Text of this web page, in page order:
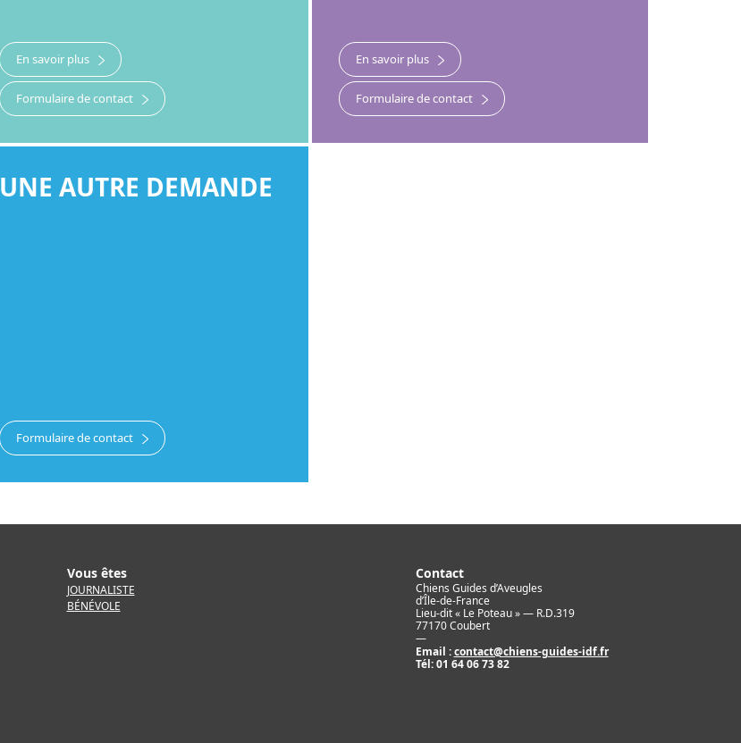
En savoir plus
Formulaire de contact
En savoir plus
Formulaire de contact
UNE AUTRE DEMANDE
Formulaire de contact
Vous êtes
JOURNALISTE
BÉNÉVOLE
Contact
Chiens Guides d’Aveugles
d’Île-de-France
Lieu-dit « Le Poteau » — R.D.319
77170 Coubert
—
Email : contact@chiens-guides-idf.fr
Tél: 01 64 06 73 82